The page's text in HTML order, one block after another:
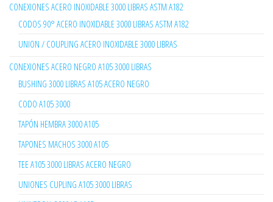
CONEXIONES ACERO INOXIDABLE 3000 LIBRAS ASTM A182
CODOS 90° ACERO INOXIDABLE 3000 LIBRAS ASTM A182
UNION / COUPLING ACERO INOXIDABLE 3000 LIBRAS
CONEXIONES ACERO NEGRO A105 3000 LIBRAS
BUSHING 3000 LIBRAS A105 ACERO NEGRO
CODO A105 3000
TAPÓN HEMBRA 3000 A105
TAPONES MACHOS 3000 A105
TEE A105 3000 LIBRAS ACERO NEGRO
UNIONES CUPLING A105 3000 LIBRAS